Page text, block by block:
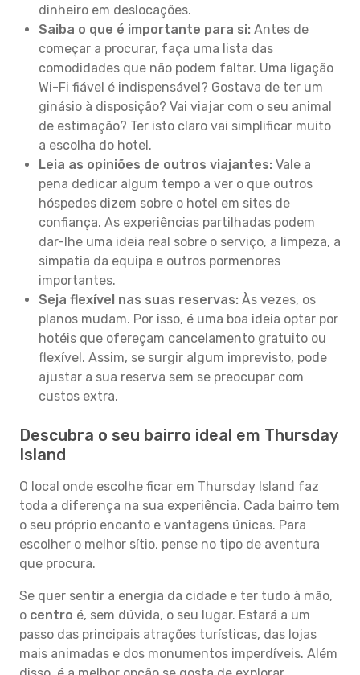
dinheiro em deslocações.
Saiba o que é importante para si: Antes de
começar a procurar, faça uma lista das
comodidades que não podem faltar. Uma ligação
Wi-Fi fiável é indispensável? Gostava de ter um
ginásio à disposição? Vai viajar com o seu animal
de estimação? Ter isto claro vai simplificar muito
a escolha do hotel.
Leia as opiniões de outros viajantes: Vale a
pena dedicar algum tempo a ver o que outros
hóspedes dizem sobre o hotel em sites de
confiança. As experiências partilhadas podem
dar-lhe uma ideia real sobre o serviço, a limpeza, a
simpatia da equipa e outros pormenores
importantes.
Seja flexível nas suas reservas: Às vezes, os
planos mudam. Por isso, é uma boa ideia optar por
hotéis que ofereçam cancelamento gratuito ou
flexível. Assim, se surgir algum imprevisto, pode
ajustar a sua reserva sem se preocupar com
custos extra.
Descubra o seu bairro ideal em Thursday
Island
O local onde escolhe ficar em Thursday Island faz
toda a diferença na sua experiência. Cada bairro tem
o seu próprio encanto e vantagens únicas. Para
escolher o melhor sítio, pense no tipo de aventura
que procura.
Se quer sentir a energia da cidade e ter tudo à mão,
o centro é, sem dúvida, o seu lugar. Estará a um
passo das principais atrações turísticas, das lojas
mais animadas e dos monumentos imperdíveis. Além